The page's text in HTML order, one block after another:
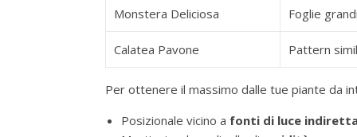
Monstera Deliciosa Foglie
Calatea Pavone Pattern
Per ottenere il massimo dalle tue piante da
Posizionale vicino a fonti di luce